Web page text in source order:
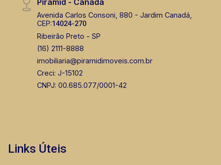
Avenida Carlos Consoni, 880 - Jardim Canadá,
CEP:14024-270
Ribeirão Preto - SP
(16) 2111-8888
imobiliaria@piramidimoveis.com.br
Creci: J-15102
CNPJ: 00.685.077/0001-42
Links Úteis